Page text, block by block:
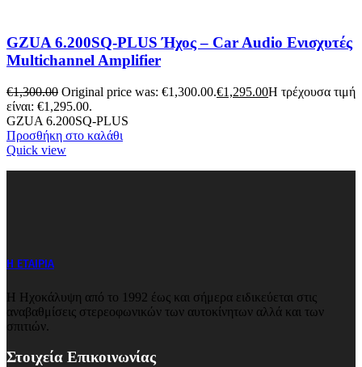
GZUA 6.200SQ-PLUS Ήχος – Car Audio Ενισχυτές
Multichannel Amplifier
€1,300.00 Original price was: €1,300.00.€1,295.00Η τρέχουσα τιμή
είναι: €1,295.00.
GZUA 6.200SQ-PLUS
Προσθήκη στο καλάθι
Quick view
Η ΕΤΑΙΡΙΑ
Η Ηχοκάλυψη από το 1992 έως και σήμερα ειδικεύεται στις
αναβαθμίσεις στερεοφωνικών των αυτοκίνητων αλλά και των
σπιτιών.
Στοιχεία Επικοινωνίας